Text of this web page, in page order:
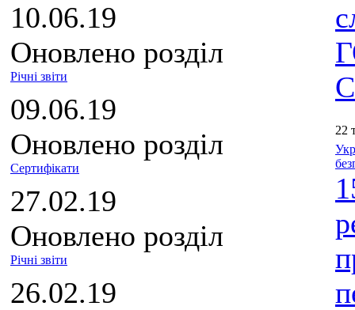
10.06.19
Оновлено розділ
Річні звіти
09.06.19
Оновлено розділ
Сертифікати
27.02.19
Оновлено розділ
Річні звіти
26.02.19
22